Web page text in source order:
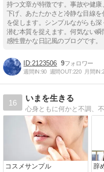
持つ文章が特徴です。事故や健
下げ、あたたかさと冷静な目線
を促します。シンプルながらも
潜む本質を捉えます。何気ない瞬
感性豊かな日記風のブログです。
2123506 9
週間IN:90 週間OUT:220 月間IN:
16
いまを生きる
コスメサンプル 辞